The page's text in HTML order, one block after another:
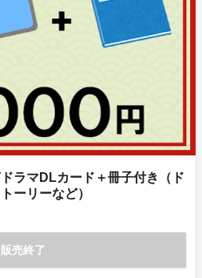
ラマDLカード＋冊子付き（ド
ーリーなど）
販売終了